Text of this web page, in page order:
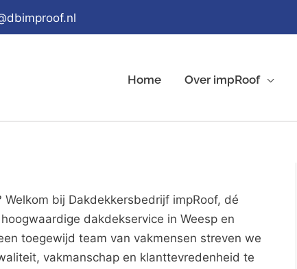
Home Over impRoof
bij Dakdekkersbedrijf impRoof, dé
dakdekservice in Weesp en
toegewijd team van vakmensen streven we
vakmanschap en klanttevredenheid te